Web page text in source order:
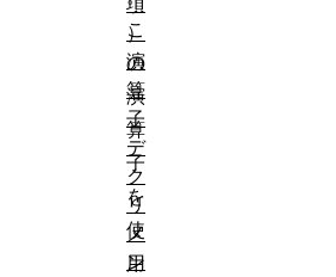
こ
の
演
算
子
を
使
用
）
演
算
子
デ
ク
リ
メ
ン